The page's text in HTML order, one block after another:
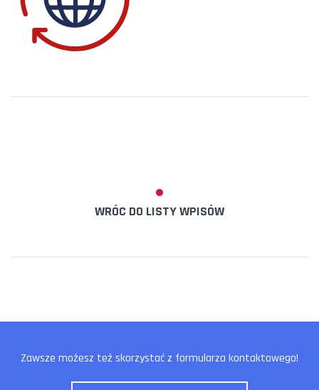
WRÓC DO LISTY WPISÓW
Zawsze możesz też skorzystać z formularza kontaktowego!